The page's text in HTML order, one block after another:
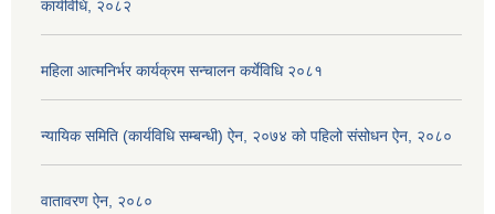
कार्यविधि, २०८२
महिला आत्मनिर्भर कार्यक्रम सन्चालन कर्येविधि २०८१
न्यायिक समिति (कार्यविधि सम्बन्धी) ऐन, २०७४ को पहिलो संसोधन ऐन, २०८०
वातावरण ऐन, २०८०